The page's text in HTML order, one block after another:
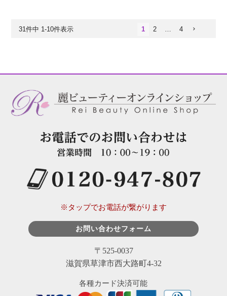
31件中 1-10件表示 1 2 4
※タップでお電話が繋がります
お問い合わせフォーム
〒525-0037
滋賀県草津市西大路町4-32
各種カード決済可能